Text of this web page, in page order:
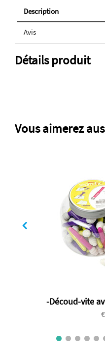
Description
Avis
Détails produit
Vous aimerez
-Découd-vite